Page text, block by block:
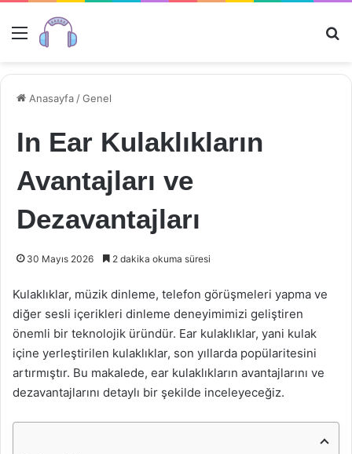
Menü
Anasayfa /Genel
In Ear Kulaklıkların
Avantajları ve
Dezavantajları
30 Mayıs 2026 2 dakika okuma süresi
Kulaklıklar, müzik dinleme, telefon görüşmeleri yapma ve
diğer sesli içerikleri dinleme deneyimimizi geliştiren
önemli bir teknolojik üründür. Ear kulaklıklar, yani kulak
içine yerleştirilen kulaklıklar, son yıllarda popülaritesini
artırmıştır. Bu makalede, ear kulaklıkların avantajlarını ve
dezavantajlarını detaylı bir şekilde inceleyeceğiz.